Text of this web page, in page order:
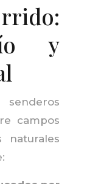
y
campos
naturales